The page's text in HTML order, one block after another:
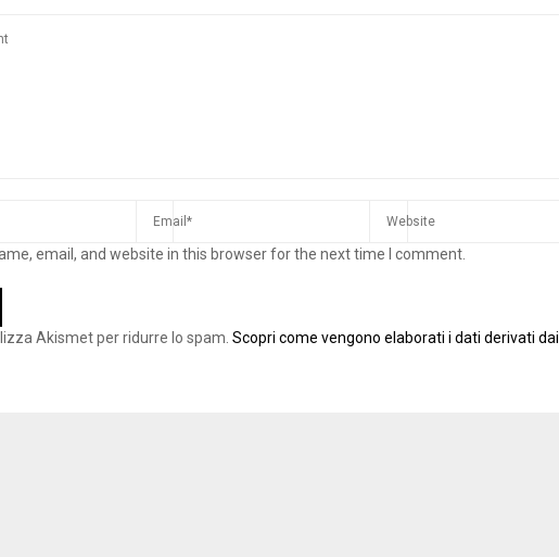
email, and website in this browser for the next time I comment.
Akismet per ridurre lo spam. Scopri come vengono elaborati i dati derivati dai